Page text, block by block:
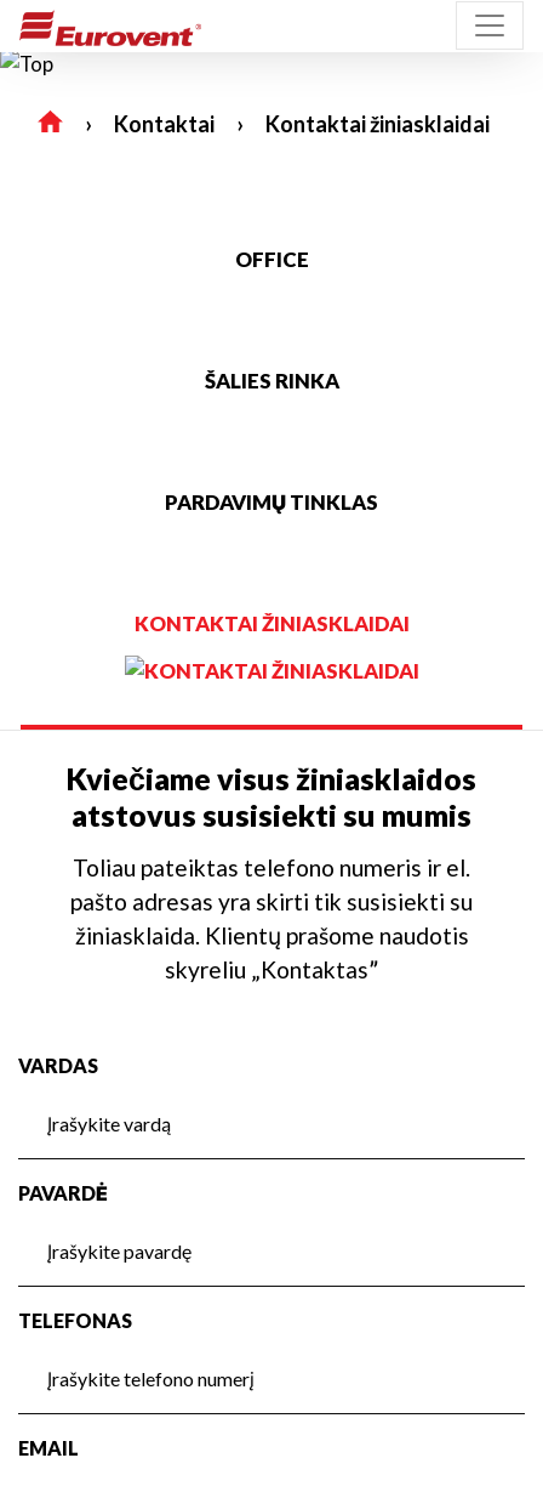
Kontaktai Kontaktai žiniasklaidai
OFFICE
ŠALIES RINKA
PARDAVIMŲ TINKLAS
KONTAKTAI ŽINIASKLAIDAI
Kviečiame visus žiniasklaidos
atstovus susisiekti su mumis
Toliau pateiktas telefono numeris ir el.
pašto adresas yra skirti tik susisiekti su
žiniasklaida. Klientų prašome naudotis
skyreliu „Kontaktasˮ
VARDAS
PAVARDĖ
TELEFONAS
EMAIL